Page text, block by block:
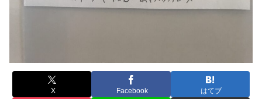
X Facebook はてブ